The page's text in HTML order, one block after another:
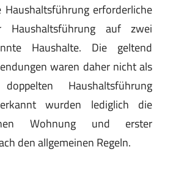
erforderliche
Haushaltsführung auf zwei
Haushalte. Die geltend
waren daher nicht als
Haushaltsführung
wurden lediglich die
Wohnung und erster
den allgemeinen Regeln.